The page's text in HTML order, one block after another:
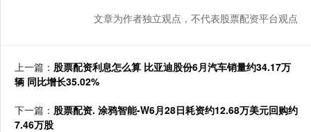
文章为作者独立观点，不代表股票配资平台观点
上一篇： 股票配资利息怎么算 比亚迪股份6月汽车销量约34.17万
辆 同比增长35.02%
下一篇： 股票配资. 涂鸦智能-W6月28日耗资约12.68万美元回购约
7.46万股